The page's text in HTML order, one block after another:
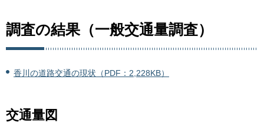
調査の結果（一般交通量調査）
香川の道路交通の現状（PDF：2,228KB）
交通量図